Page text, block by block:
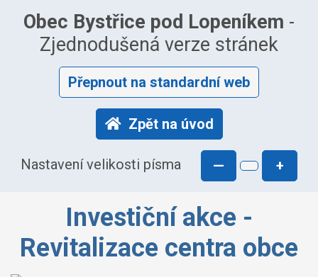
Obec Bystřice pod Lopeníkem -
Zjednodušená verze stránek
Přepnout na standardní web
Zpět na úvod
Nastavení velikosti písma — +
Investiční akce -
Revitalizace centra obce